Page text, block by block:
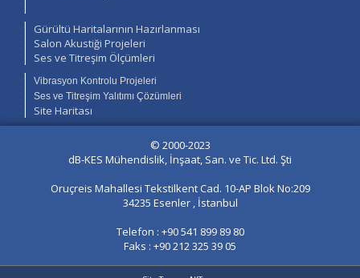
Gürültü Haritalarının Hazırlanması
Salon Akustiği Projeleri
Ses ve Titreşim Ölçümleri
Vibrasyon Kontrolu Projeleri
Ses ve Titreşim Yalıtımı Çözümleri
Site Haritası
© 2000-2023
dB-KES Mühendislik, İnşaat, San. ve Tic. Ltd. Şti
Oruçreis Mahallesi Tekstilkent Cad. 10-AP Blok No:209
34235 Esenler , İstanbul
Telefon : +90 541 899 89 80
Faks : +90 212 325 39 05